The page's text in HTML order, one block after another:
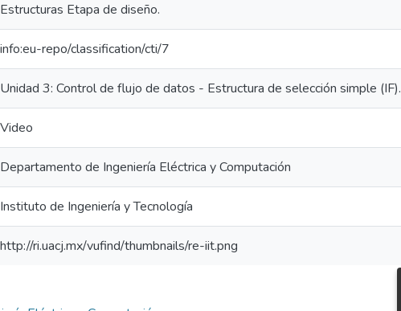
Estructuras Etapa de diseño.
info:eu-repo/classification/cti/7
Unidad 3: Control de flujo de datos - Estructura de selección simple (IF).
Video
Departamento de Ingeniería Eléctrica y Computación
Instituto de Ingeniería y Tecnología
http://ri.uacj.mx/vufind/thumbnails/re-iit.png